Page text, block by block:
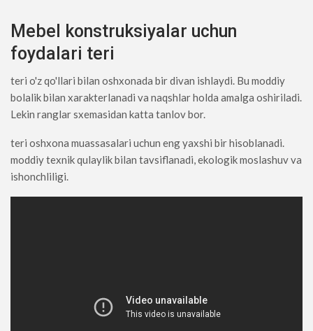
Mebel konstruksiyalar uchun
foydalari teri
teri o'z qo'llari bilan oshxonada bir divan ishlaydi. Bu moddiy
bolalik bilan xarakterlanadi va naqshlar holda amalga oshiriladi.
Lekin ranglar sxemasidan katta tanlov bor.
teri oshxona muassasalari uchun eng yaxshi bir hisoblanadi.
moddiy texnik qulaylik bilan tavsiflanadi, ekologik moslashuv va
ishonchliligi.